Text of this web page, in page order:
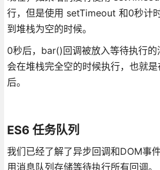
行，但是使用 setTimeout 和0秒计
到堆栈为空的时候。
0秒后，bar()回调被放入等待执行的
会在堆栈完全空的时候执行，也就
后。
ES6 任务队列
我们已经了解了异步回调和DOM事
用消息队列存储等待执行所有回调。